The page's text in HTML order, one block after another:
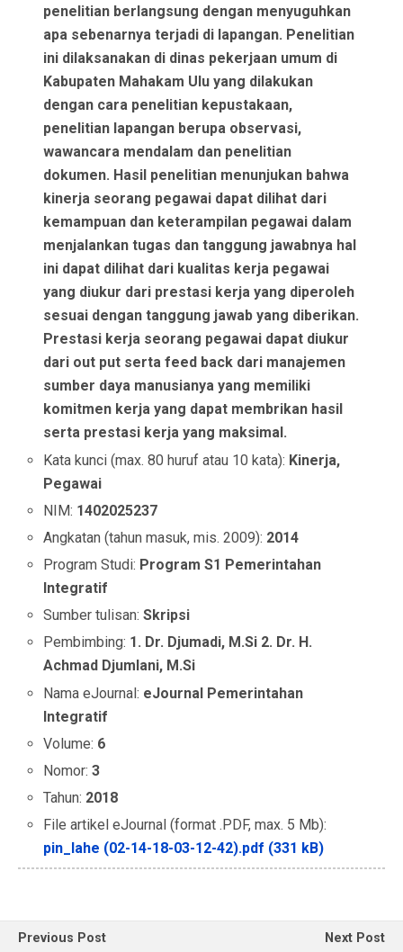
penelitian berlangsung dengan menyuguhkan
apa sebenarnya terjadi di lapangan. Penelitian
ini dilaksanakan di dinas pekerjaan umum di
Kabupaten Mahakam Ulu yang dilakukan
dengan cara penelitian kepustakaan,
penelitian lapangan berupa observasi,
wawancara mendalam dan penelitian
dokumen. Hasil penelitian menunjukan bahwa
kinerja seorang pegawai dapat dilihat dari
kemampuan dan keterampilan pegawai dalam
menjalankan tugas dan tanggung jawabnya hal
ini dapat dilihat dari kualitas kerja pegawai
yang diukur dari prestasi kerja yang diperoleh
sesuai dengan tanggung jawab yang diberikan.
Prestasi kerja seorang pegawai dapat diukur
dari out put serta feed back dari manajemen
sumber daya manusianya yang memiliki
komitmen kerja yang dapat membrikan hasil
serta prestasi kerja yang maksimal.
Kata kunci (max. 80 huruf atau 10 kata): Kinerja,
Pegawai
NIM: 1402025237
Angkatan (tahun masuk, mis. 2009): 2014
Program Studi: Program S1 Pemerintahan
Integratif
Sumber tulisan:Skripsi
Pembimbing: 1. Dr. Djumadi, M.Si 2. Dr. H.
Achmad Djumlani, M.Si
Nama eJournal: eJournal Pemerintahan
Integratif
Volume: 6
Nomor:3
Tahun: 2018
File artikel eJournal (format .PDF, max. 5 Mb):
pin_lahe (02-14-18-03-12-42).pdf (331 kB)
Previous Post
Next Post